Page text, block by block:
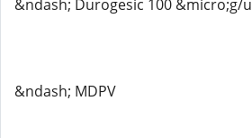
&ndash; Durogesic 100 &micro;g/u
&ndash; MDPV